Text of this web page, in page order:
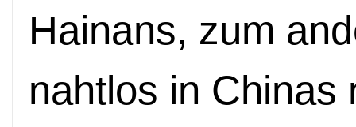
Hainans, zum
nahtlos in Chinas